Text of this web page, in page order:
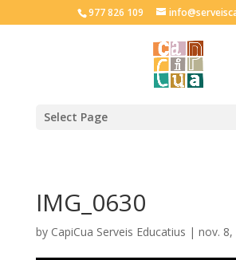
977 826 109
Select Page
IMG_0630
by CapiCua Serveis Educatius | nov. 8,